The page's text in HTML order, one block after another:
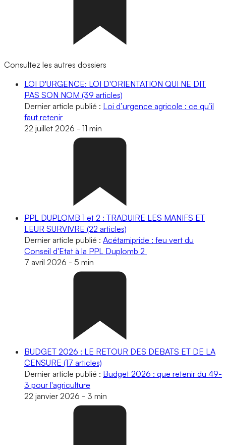
Consultez les autres dossiers
LOI D'URGENCE: LOI D'ORIENTATION QUI NE DIT
PAS SON NOM (39 articles)
Dernier article publié : Loi d’urgence agricole : ce qu’il
faut retenir
22 juillet 2026 - 11 min
PPL DUPLOMB 1 et 2 : TRADUIRE LES MANIFS ET
LEUR SURVIVRE (22 articles)
Dernier article publié : Acétamipride : feu vert du
Conseil d'Etat à la PPL Duplomb 2
7 avril 2026 - 5 min
BUDGET 2026 : LE RETOUR DES DEBATS ET DE LA
CENSURE (17 articles)
Dernier article publié : Budget 2026 : que retenir du 49-
3 pour l'agriculture
22 janvier 2026 - 3 min